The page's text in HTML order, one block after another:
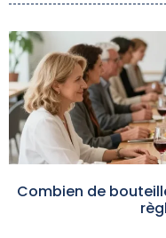
Combien de